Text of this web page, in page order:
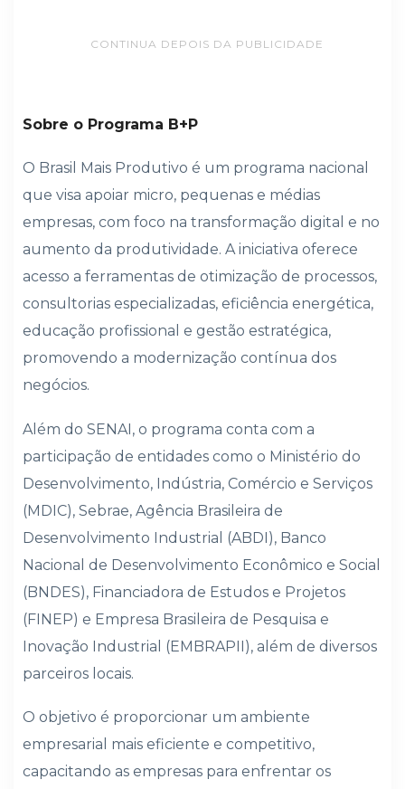
CONTINUA DEPOIS DA PUBLICIDADE
Sobre o Programa B+P
O Brasil Mais Produtivo é um programa nacional
que visa apoiar micro, pequenas e médias
empresas, com foco na transformação digital e no
aumento da produtividade. A iniciativa oferece
acesso a ferramentas de otimização de processos,
consultorias especializadas, eficiência energética,
educação profissional e gestão estratégica,
promovendo a modernização contínua dos
negócios.
Além do SENAI, o programa conta com a
participação de entidades como o Ministério do
Desenvolvimento, Indústria, Comércio e Serviços
(MDIC), Sebrae, Agência Brasileira de
Desenvolvimento Industrial (ABDI), Banco
Nacional de Desenvolvimento Econômico e Social
(BNDES), Financiadora de Estudos e Projetos
(FINEP) e Empresa Brasileira de Pesquisa e
Inovação Industrial (EMBRAPII), além de diversos
parceiros locais.
O objetivo é proporcionar um ambiente
empresarial mais eficiente e competitivo,
capacitando as empresas para enfrentar os